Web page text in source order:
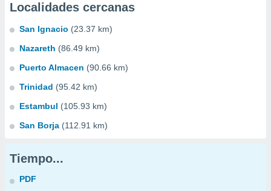
Localidades cercanas
San Ignacio (23.37 km)
Nazareth (86.49 km)
Puerto Almacen (90.66 km)
Trinidad (95.42 km)
Estambul (105.93 km)
San Borja (112.91 km)
Tiempo...
PDF